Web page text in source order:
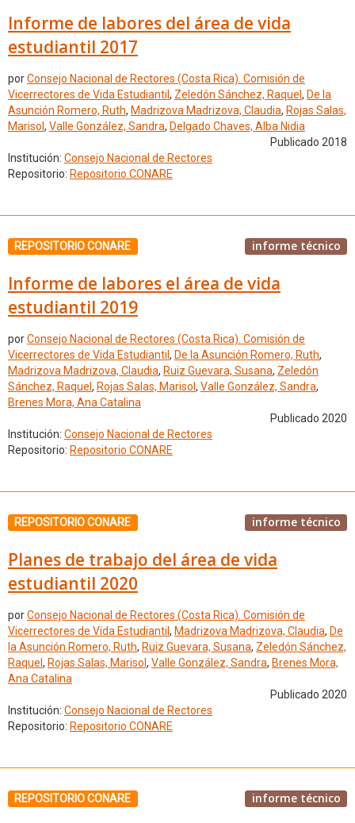
Informe de labores del área de vida
estudiantil 2017
porConsejo Nacional de Rectores (Costa Rica). Comisión de
Vicerrectores de Vida Estudiantil , Zeledón Sánchez, Raquel , De la
Asunción Romero, Ruth, Madrizova Madrizova, Claudia, Rojas Salas,
Marisol , Valle González, Sandra, Delgado Chaves, Alba Nidia
Publicado 2018
Institución: Consejo Nacional de Rectores
Repositorio: Repositorio CONARE
REPOSITORIO CONARE informe técnico
Informe de labores el área de vida
estudiantil 2019
porConsejo Nacional de Rectores (Costa Rica). Comisión de
Vicerrectores de Vida Estudiantil , De la Asunción Romero, Ruth,
Madrizova Madrizova, Claudia, Ruiz Guevara, Susana, Zeledón
Sánchez, Raquel , Rojas Salas, Marisol , Valle González, Sandra,
Brenes Mora, Ana Catalina
Publicado 2020
Institución: Consejo Nacional de Rectores
Repositorio: Repositorio CONARE
REPOSITORIO CONARE informe técnico
Planes de trabajo del área de vida
estudiantil 2020
porConsejo Nacional de Rectores (Costa Rica). Comisión de
Vicerrectores de Vida Estudiantil , Madrizova Madrizova, Claudia, De
la Asunción Romero, Ruth, Ruiz Guevara, Susana, Zeledón Sánchez,
Raquel , Rojas Salas, Marisol , Valle González, Sandra, Brenes Mora,
Ana Catalina
Publicado 2020
Institución: Consejo Nacional de Rectores
Repositorio: Repositorio CONARE
REPOSITORIO CONARE informe técnico